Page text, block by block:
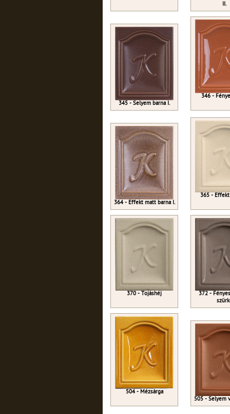
II.
345 - Selyem barna I.
346 -
364 - Effekt matt barna I.
365 -
370 - Tojáshéj
372 -
504 - Mézsárga
505 - Selyem